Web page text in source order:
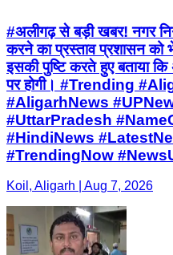
#अलीगढ़ से बड़ी खबर! नगर
करने का प्रस्ताव प्रशासन को
इसकी पुष्टि करते हुए बताया
पर होगी। #Trending
#AligarhNews
#UttarPradesh
#HindiNews
#TrendingNow
Koil, Aligarh | Aug 7, 2026